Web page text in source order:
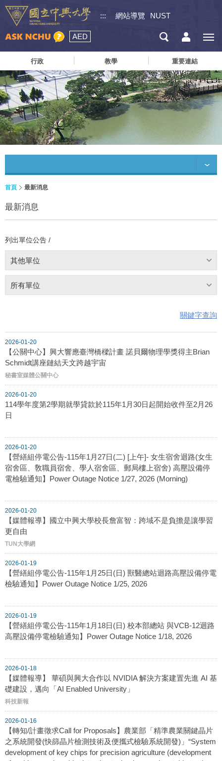
::: 網站導覽 NUST
AED
行政 教學 重要連結
首頁 最新消息
最新消息
列出單位公告 /
其他單位
所有單位
關鍵字查詢
2026-01-20
【公關中心】興大響應臺灣橋樑計畫 諾貝爾物理學獎得主Brian
Schmidt講座鏈結天文跨越宇宙
秘書室媒體公關中心
2026-01-20
114學年度第2學期就學貸款於115年1月30日起開始收件至2月26
日
2026-01-20
【營繕組停電公告-115年1月27日(二) [上午]- 女生宿舍迴路(女生
宿舍區、敎職員宿舍、學人宿舍區、郵局樓上宿舍) 高壓設備停
電檢驗通知】Power Outage Notice 1/27, 2026 (Morning)
2026-01-20
【媒體報導】國立中興大學校長詹富智：跨域不是負擔是讓學習
更自由
TUN大學網
2026-01-19
【營繕組停電公告-115年1月25日(日) 獸醫總站迴路高壓設備停電
檢驗通知】Power Outage Notice 1/25, 2026
2026-01-19
【營繕組停電公告-115年1月18日(日) 校本部總站 與VCB-12迴路
高壓設備停電檢驗通知】Power Outage Notice 1/18, 2026
2026-01-18
【媒體報導】 華碩與興大合作以 NVIDIA 解決方案建置先進 AI 基
礎建設，邁向「AI Enabled University」
科技新報
2026-01-16
【轉知/計畫徵求Call for Proposals】農業部「精準農業關鍵晶片
之系統開發(快篩晶片檢測技術及便攜式檢驗系統開發)」“System
development of key chips for precision agriculture (development